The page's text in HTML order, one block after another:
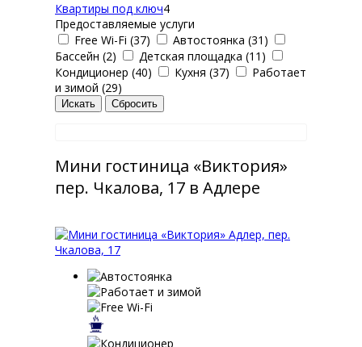
Квартиры под ключ4
Предоставляемые услуги
Free Wi-Fi (37)
Автостоянка (31)
Бассейн (2)
Детская площадка (11)
Кондиционер (40)
Кухня (37)
Работает
и зимой (29)
Мини гостиница «Виктория»
пер. Чкалова, 17 в Адлере